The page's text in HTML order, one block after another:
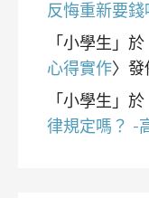
反悔重新要錢
「 小學生 」於
心得實作〉發
「 小學生 」於
律規定嗎？ -